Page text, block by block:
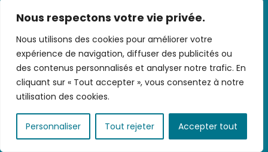
Nous respectons votre vie privée.
Nous utilisons des cookies pour améliorer votre
expérience de navigation, diffuser des publicités ou
des contenus personnalisés et analyser notre trafic. En
cliquant sur « Tout accepter », vous consentez à notre
utilisation des cookies.
Personnaliser Tout rejeter Accepter tout
Nous contacter-CGV/CGU-Données
personnelles-Infos pratiques- FAQ
!
Votre email